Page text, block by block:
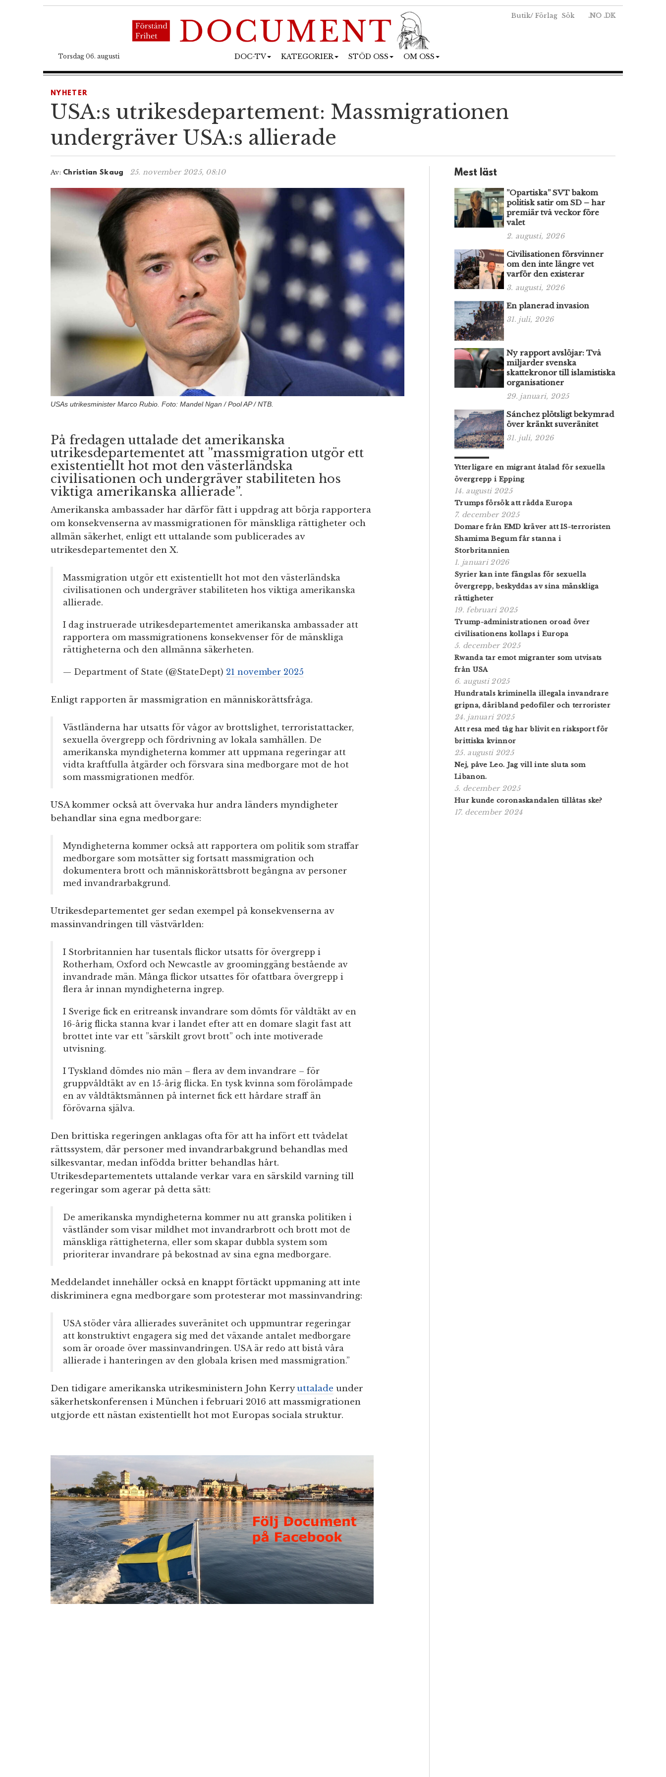
Butik/ Förlag Sök .NO .DK
Torsdag 06. augusti DOC-TV KATEGORIER STÖD OSS OM OSS
NYHETER
USA:s utrikesdepartement: Massmigrationen
undergräver USA:s allierade
Av: Christian Skaug 25. november 2025, 08:10
USAs utrikesminister Marco Rubio. Foto: Mandel Ngan / Pool AP / NTB.
På fredagen uttalade det amerikanska
utrikesdepartementet att ”massmigration utgör ett
existentiellt hot mot den västerländska
civilisationen och undergräver stabiliteten hos
viktiga amerikanska allierade”.
Amerikanska ambassader har därför fått i uppdrag att börja rapportera
om konsekvenserna av massmigrationen för mänskliga rättigheter och
allmän säkerhet, enligt ett uttalande som publicerades av
utrikesdepartementet den X.
Massmigration utgör ett existentiellt hot mot den västerländska
civilisationen och undergräver stabiliteten hos viktiga amerikanska
allierade.
I dag instruerade utrikesdepartementet amerikanska ambassader att
rapportera om massmigrationens konsekvenser för de mänskliga
rättigheterna och den allmänna säkerheten.
— Department of State (@StateDept) 21 november 2025
Enligt rapporten är massmigration en människorättsfråga.
Västländerna har utsatts för vågor av brottslighet, terroristattacker,
sexuella övergrepp och fördrivning av lokala samhällen. De
amerikanska myndigheterna kommer att uppmana regeringar att
vidta kraftfulla åtgärder och försvara sina medborgare mot de hot
som massmigrationen medför.
USA kommer också att övervaka hur andra länders myndigheter
behandlar sina egna medborgare:
Myndigheterna kommer också att rapportera om politik som straffar
medborgare som motsätter sig fortsatt massmigration och
dokumentera brott och människorättsbrott begångna av personer
med invandrarbakgrund.
Utrikesdepartementet ger sedan exempel på konsekvenserna av
massinvandringen till västvärlden:
I Storbritannien har tusentals flickor utsatts för övergrepp i
Rotherham, Oxford och Newcastle av groominggäng bestående av
invandrade män. Många flickor utsattes för ofattbara övergrepp i
flera år innan myndigheterna ingrep.
I Sverige fick en eritreansk invandrare som dömts för våldtäkt av en
16-årig flicka stanna kvar i landet efter att en domare slagit fast att
brottet inte var ett ”särskilt grovt brott” och inte motiverade
utvisning.
I Tyskland dömdes nio män – flera av dem invandrare – för
gruppvåldtäkt av en 15-årig flicka. En tysk kvinna som förolämpade
en av våldtäktsmännen på internet fick ett hårdare straff än
förövarna själva.
Den brittiska regeringen anklagas ofta för att ha infört ett tvådelat
rättssystem, där personer med invandrarbakgrund behandlas med
silkesvantar, medan infödda britter behandlas hårt.
Utrikesdepartementets uttalande verkar vara en särskild varning till
regeringar som agerar på detta sätt:
De amerikanska myndigheterna kommer nu att granska politiken i
västländer som visar mildhet mot invandrarbrott och brott mot de
mänskliga rättigheterna, eller som skapar dubbla system som
prioriterar invandrare på bekostnad av sina egna medborgare.
Meddelandet innehåller också en knappt förtäckt uppmaning att inte
diskriminera egna medborgare som protesterar mot massinvandring:
USA stöder våra allierades suveränitet och uppmuntrar regeringar
att konstruktivt engagera sig med det växande antalet medborgare
som är oroade över massinvandringen. USA är redo att bistå våra
allierade i hanteringen av den globala krisen med massmigration.”
Den tidigare amerikanska utrikesministern John Kerryuttalade under
säkerhetskonferensen i München i februari 2016 att massmigrationen
utgjorde ett nästan existentiellt hot mot Europas sociala struktur.
Mest läst
”Opartiska” SVT bakom
politisk satir om SD – har
premiär två veckor före
valet
2. augusti, 2026
Civilisationen försvinner
om den inte längre vet
varför den existerar
3. augusti, 2026
En planerad invasion
31. juli, 2026
Ny rapport avslöjar: Två
miljarder svenska
skattekronor till islamistiska
organisationer
29. januari, 2025
Sánchez plötsligt bekymrad
över kränkt suveränitet
31. juli, 2026
Ytterligare en migrant åtalad för sexuella
övergrepp i Epping
14. augusti 2025
Trumps försök att rädda Europa
7. december 2025
Domare från EMD kräver att IS-terroristen
Shamima Begum får stanna i
Storbritannien
1. januari 2026
Syrier kan inte fängslas för sexuella
övergrepp, beskyddas av sina mänskliga
rättigheter
19. februari 2025
Trump-administrationen oroad över
civilisationens kollaps i Europa
5. december 2025
Rwanda tar emot migranter som utvisats
från USA
6. augusti 2025
Hundratals kriminella illegala invandrare
gripna, däribland pedofiler och terrorister
24. januari 2025
Att resa med tåg har blivit en risksport för
brittiska kvinnor
25. augusti 2025
Nej, påve Leo. Jag vill inte sluta som
Libanon.
5. december 2025
Hur kunde coronaskandalen tillåtas ske?
17. december 2024